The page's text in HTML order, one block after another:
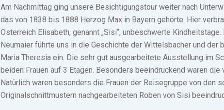
Am Nachmittag ging unsere Besichtigungstour weiter nach
das von 1838 bis 1888 Herzog Max in Bayern gehörte. Hier
Österreich Elisabeth, genannt „Sisi“, unbeschwerte
Neumaier führte uns in die Geschichte der Wittelsbacher und der
Maria Theresia ein. Die sehr gut ausgearbeitete Ausstellung im
beiden Frauen auf 3 Etagen. Besonders beeindruckend waren
Natürlich waren besonders die Frauen der Reisegruppe von den
Originalschnittmustern nachgearbeiteten Roben von Sisi